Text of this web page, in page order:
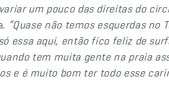
um pouco das direitas do
“Quase não temos esquerdas no
essa aqui, então fico feliz de
tem muita gente na praia
e é muito bom ter todo esse